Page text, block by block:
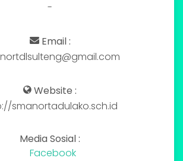
-
Email :
Website :
smanortadulako.sch.id
Media Sosial :
Facebook